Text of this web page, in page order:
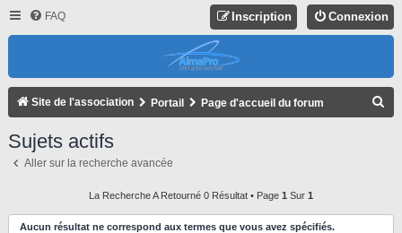
FAQ Connexion
Inscription
Site de l'association Portail Page d'accueil du forum
R
Sujets actifs
Aller sur la recherche avancée
La Recherche A Retourné 0 Résultat • Page 1 Sur 1
Aucun résultat ne correspond aux termes que vous avez spécifiés.